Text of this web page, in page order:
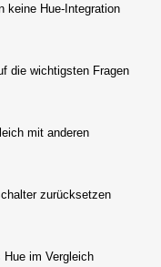
keine Hue-Integration
die wichtigsten Fragen
mit anderen
zurücksetzen
im Vergleich